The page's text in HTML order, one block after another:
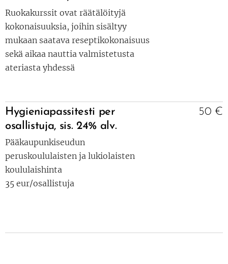
Ruokakurssit ovat räätälöityjä
kokonaisuuksia, joihin sisältyy
mukaan saatava reseptikokonaisuus
sekä aikaa nauttia valmistetusta
ateriasta yhdessä
Hygieniapassitesti per
osallistuja, sis. 24% alv.
Pääkaupunkiseudun
peruskoululaisten ja lukiolaisten
koululaishinta
35 eur/osallistuja
50 €